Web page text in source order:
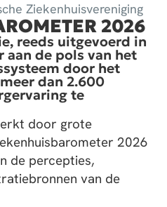
Ziekenhuisvereniging
2026
reeds uitgevoerd in
aan de pols van het
door het
dan 2.600
te
door grote
2026
de percepties,
van de